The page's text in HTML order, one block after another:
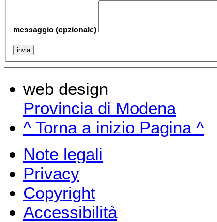
messaggio (opzionale)
web design
Provincia di Modena
^ Torna a inizio Pagina ^
Note legali
Privacy
Copyright
Accessibilità